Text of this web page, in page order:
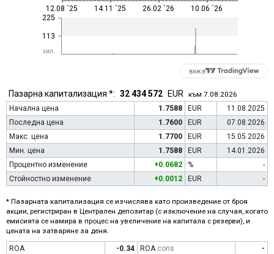
хил.
113
225
12.08 ´25 14.11 ´25 26.02 ´26 10.06 ´26
виж в
Пазарна капитализация *: 32 434 572 EUR към 7.08.2026
Начална цена
1.7588 EUR
11.08.2025
Последна цена
1.7600 EUR
07.08.2026
Макс. цена
1.7700 EUR
15.05.2026
Мин. цена
1.7588 EUR
14.01.2026
Процентно изменение
+0.0682 %
-
Стойностно изменение
+0.0012 EUR -
* Пазарната капитализация се изчислява като произведение от броя
акции, регистриран в Централен депозитар (с изключение на случая, когато
емисията се намира в процес на увеличение на капитала с резерви), и
цената на затваряне за деня.
ROA -0.34 ROA cons
-